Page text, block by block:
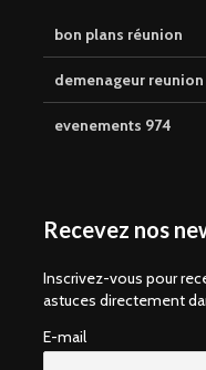
bon plans réunion
demenageur reunion
evenements 974
Recevez nos
Inscrivez-vous pour
astuces directement
E-mail